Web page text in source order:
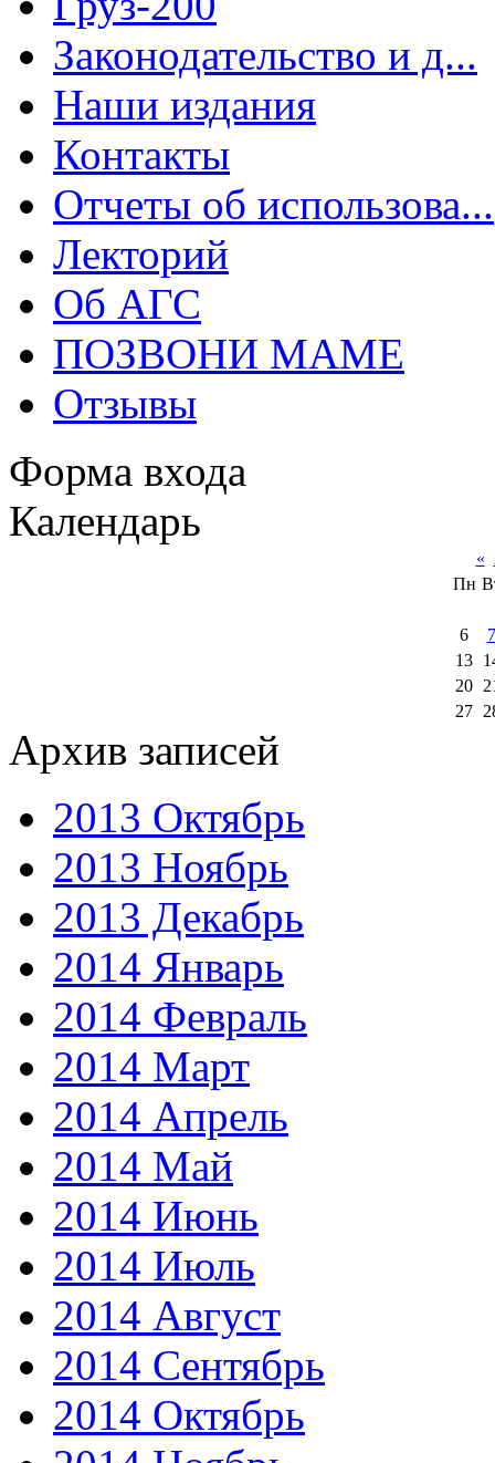
Законодательство и д...
Наши издания
Контакты
Отчеты об использова...
Лекторий
Об АГС
ПОЗВОНИ МАМЕ
Отзывы
Форма входа
Календарь
«
Пн
6
7
13
20
27
Архив записей
2013 Октябрь
2013 Ноябрь
2013 Декабрь
2014 Январь
2014 Февраль
2014 Март
2014 Апрель
2014 Май
2014 Июнь
2014 Июль
2014 Август
2014 Сентябрь
2014 Октябрь